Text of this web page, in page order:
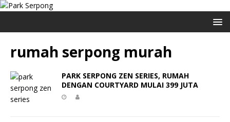
rumah serpong murah
PARK SERPONG ZEN SERIES, RUMAH
DENGAN COURTYARD MULAI 399 JUTA